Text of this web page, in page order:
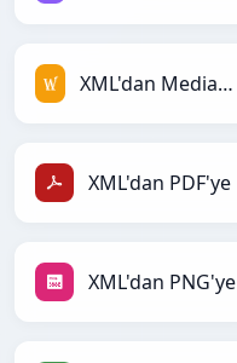
XML'dan MediaWiki'ye
XML'dan PDF'ye
XML'dan PNG'ye